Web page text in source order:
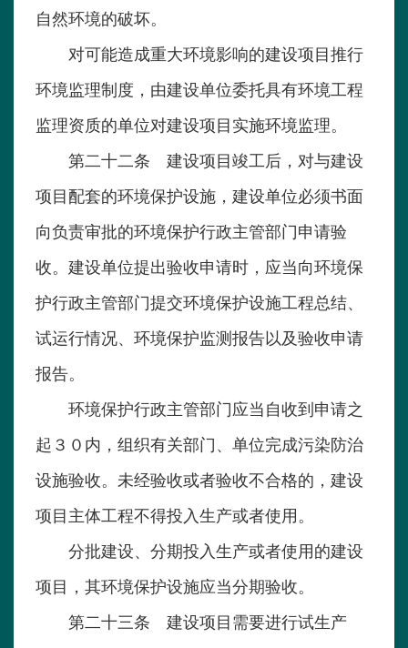
自然环境的破坏。
对可能造成重大环境影响的建设项目推行
环境监理制度，由建设单位委托具有环境工程
监理资质的单位对建设项目实施环境监理。
第二十二条 建设项目竣工后，对与建设
项目配套的环境保护设施，建设单位必须书面
向负责审批的环境保护行政主管部门申请验
收。建设单位提出验收申请时，应当向环境保
护行政主管部门提交环境保护设施工程总结、
试运行情况、环境保护监测报告以及验收申请
报告。
环境保护行政主管部门应当自收到申请之
起３０内，组织有关部门、单位完成污染防治
设施验收。未经验收或者验收不合格的，建设
项目主体工程不得投入生产或者使用。
分批建设、分期投入生产或者使用的建设
项目，其环境保护设施应当分期验收。
第二十三条 建设项目需要进行试生产